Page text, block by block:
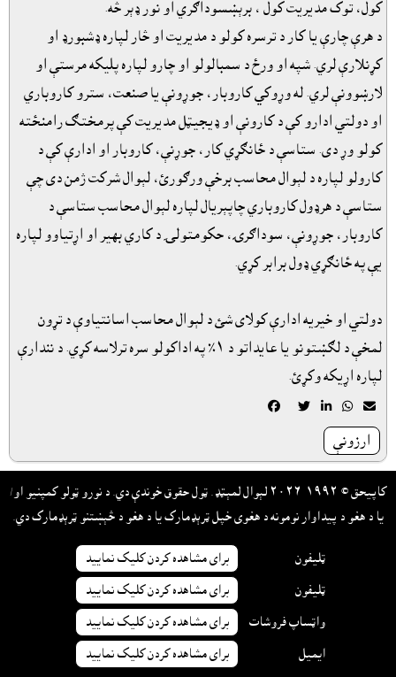
کول، توک مديريت کول ، برېښسوداګري او نور ډېر څه.
د هرې چارې يا کار د ترسره کولو د مديريت او څار لپاره ډشبورډ او
کړنلارې لري. شپه او ورځ د سمبالولو او چارو لپاره پليکه مرستې او
لارښوونې لري. له وړوکي کاروبار، جوړونې يا صنعت، سترو کاروباري
او دولتي ادارو کې د کارونې او ډيجيټل مديريت کې پرمختګ رامنځته
کولو وړ دى. ستاسې د ځانګړي کار، جوړنې، کاروبار او ادارې کې د
کارولو لپاره د لېوال محاسب برخې ورګورئ، لېوال شرکت ژمن دى چې
ستاسې د هرډول کاروباري چاپېريال لپاره لېوال محاسب ستاسې د
کاروبار، جوړونې، سوداګرۍ، حکومتولۍ د کاري بهير او اړتياوو لپاره
يې په ځانګړي ډول برابر کړي.
دولتي او خيريه ادارې کولاى شئ د لېوال محاسب اسانتياوې د تړون
لمخې د لګښتونو يا عايداتو د ١٪ په اداکولو سره ترلاسه کړي. د نندارې
لپاره اړيکه وکړئ.
    
ارزونې
کاپيحق © ١٩٩٢-٢٠٢٦ لېوال لمېټډ. ټول حقوق خوندې دي. د نورو ټولو کمپنيو او/
يا د هغو د پيداوار نومونه د هغوى خپل ټرېډمارک يا د هغو د څېښتنو ټرېډمارک دي.
ټليفون براى مشاهده کردن کليک نماييد
ټليفون براى مشاهده کردن کليک نماييد
واټساپ فروشات براى مشاهده کردن کليک نماييد
ايميل براى مشاهده کردن کليک نماييد